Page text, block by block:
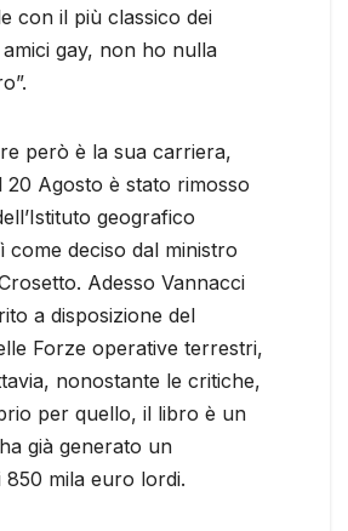
con il più classico dei
amici gay, non ho nulla
però è la sua carriera,
20 Agosto è stato rimosso
geografico
come deciso dal ministro
Adesso Vannacci
a disposizione del
Forze operative terrestri,
nonostante le critiche,
per quello, il libro è un
già generato un
850 mila euro lordi.